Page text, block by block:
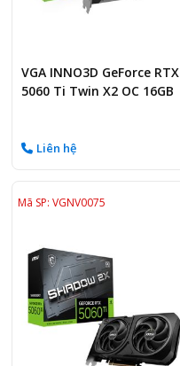
VGA INNO3D GeForce RTX
5060 Ti Twin X2 OC 16GB
Liên hệ
Mã SP: VGNV0075